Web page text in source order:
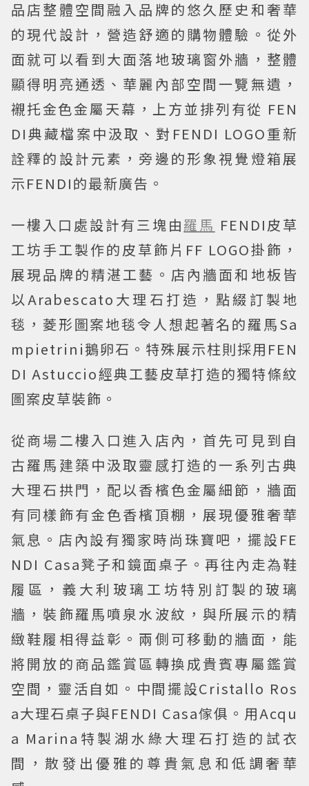
品店整體空間融入品牌的悠久歷史和奢華
的現代設計，營造舒適的購物體驗。從外
面就可以看到大面落地玻璃窗外牆，整體
顯得明亮通透、華麗內部空間一覽無遺，
襯托金色金屬天幕，上方並排列有從 FEN
DI典藏檔案中汲取、對FENDI LOGO重新
詮釋的設計元素，旁邊的形象視覺燈箱展
示FENDI的最新廣告。
一樓入口處設計有三塊由羅馬 FENDI皮草
工坊手工製作的皮草飾片FF LOGO掛飾，
展現品牌的精湛工藝。店內牆面和地板皆
以Arabescato大理石打造，點綴訂製地
毯，菱形圖案地毯令人想起著名的羅馬Sa
mpietrini鵝卵石。特殊展示柱則採用FEN
DI Astuccio經典工藝皮草打造的獨特條紋
圖案皮草裝飾。
從商場二樓入口進入店內，首先可見到自
古羅馬建築中汲取靈感打造的一系列古典
大理石拱門，配以香檳色金屬細節，牆面
有同樣飾有金色香檳頂棚，展現優雅奢華
氣息。店內設有獨家時尚珠寶吧，擺設FE
NDI Casa凳子和鏡面桌子。再往內走為鞋
履區，義大利玻璃工坊特別訂製的玻璃
牆，裝飾羅馬噴泉水波紋，與所展示的精
緻鞋履相得益彰。兩側可移動的牆面，能
將開放的商品鑑賞區轉換成貴賓專屬鑑賞
空間，靈活自如。中間擺設Cristallo Ros
a大理石桌子與FENDI Casa傢俱。用Acqu
a Marina特製湖水綠大理石打造的試衣
間，散發出優雅的尊貴氣息和低調奢華